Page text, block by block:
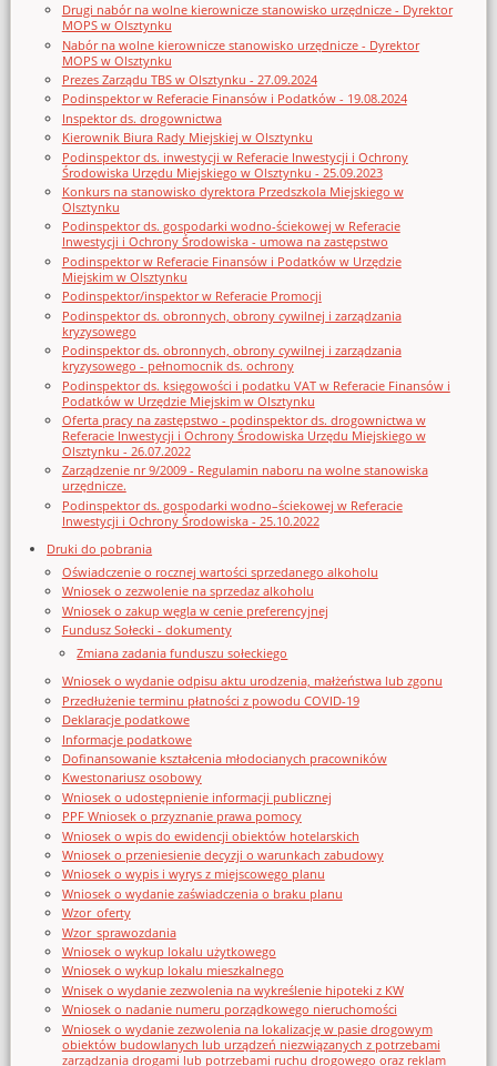
Drugi nabór na wolne kierownicze stanowisko urzędnicze - Dyrektor
MOPS w Olsztynku
Nabór na wolne kierownicze stanowisko urzędnicze - Dyrektor
MOPS w Olsztynku
Prezes Zarządu TBS w Olsztynku - 27.09.2024
Podinspektor w Referacie Finansów i Podatków - 19.08.2024
Inspektor ds. drogownictwa
Kierownik Biura Rady Miejskiej w Olsztynku
Podinspektor ds. inwestycji w Referacie Inwestycji i Ochrony
Środowiska Urzędu Miejskiego w Olsztynku - 25.09.2023
Konkurs na stanowisko dyrektora Przedszkola Miejskiego w
Olsztynku
Podinspektor ds. gospodarki wodno-ściekowej w Referacie
Inwestycji i Ochrony Środowiska - umowa na zastępstwo
Podinspektor w Referacie Finansów i Podatków w Urzędzie
Miejskim w Olsztynku
Podinspektor/inspektor w Referacie Promocji
Podinspektor ds. obronnych, obrony cywilnej i zarządzania
kryzysowego
Podinspektor ds. obronnych, obrony cywilnej i zarządzania
kryzysowego - pełnomocnik ds. ochrony
Podinspektor ds. księgowości i podatku VAT w Referacie Finansów i
Podatków w Urzędzie Miejskim w Olsztynku
Oferta pracy na zastępstwo - podinspektor ds. drogownictwa w
Referacie Inwestycji i Ochrony Środowiska Urzędu Miejskiego w
Olsztynku - 26.07.2022
Zarządzenie nr 9/2009 - Regulamin naboru na wolne stanowiska
urzędnicze.
Podinspektor ds. gospodarki wodno–ściekowej w Referacie
Inwestycji i Ochrony Środowiska - 25.10.2022
Druki do pobrania
Oświadczenie o rocznej wartości sprzedanego alkoholu
Wniosek o zezwolenie na sprzedaz alkoholu
Wniosek o zakup węgla w cenie preferencyjnej
Fundusz Sołecki - dokumenty
Zmiana zadania funduszu sołeckiego
Wniosek o wydanie odpisu aktu urodzenia, małżeństwa lub zgonu
Przedłużenie terminu płatności z powodu COVID-19
Deklaracje podatkowe
Informacje podatkowe
Dofinansowanie kształcenia młodocianych pracowników
Kwestonariusz osobowy
Wniosek o udostępnienie informacji publicznej
PPF Wniosek o przyznanie prawa pomocy
Wniosek o wpis do ewidencji obiektów hotelarskich
Wniosek o przeniesienie decyzji o warunkach zabudowy
Wniosek o wypis i wyrys z miejscowego planu
Wniosek o wydanie zaświadczenia o braku planu
Wzor_oferty
Wzor_sprawozdania
Wniosek o wykup lokalu użytkowego
Wniosek o wykup lokalu mieszkalnego
Wnisek o wydanie zezwolenia na wykreślenie hipoteki z KW
Wniosek o nadanie numeru porządkowego nieruchomości
Wniosek o wydanie zezwolenia na lokalizację w pasie drogowym
obiektów budowlanych lub urządzeń niezwiązanych z potrzebami
zarządzania drogami lub potrzebami ruchu drogowego oraz reklam